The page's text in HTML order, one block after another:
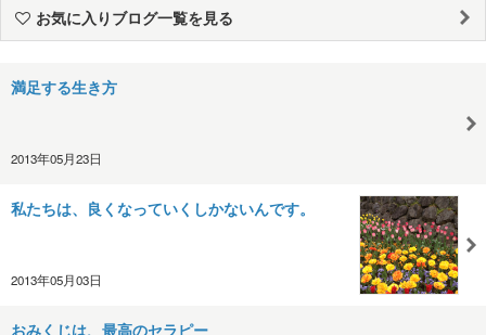
お気に入りブログ一覧を見る
満足する生き方
2013年05月23日
私たちは、良くなっていくしかないんです。
2013年05月03日
おみくじは、最高のセラピー